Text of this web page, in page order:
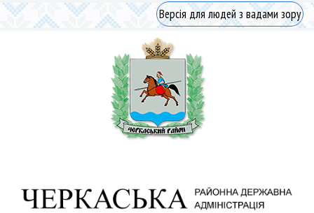
Версія для людей з вадами зору